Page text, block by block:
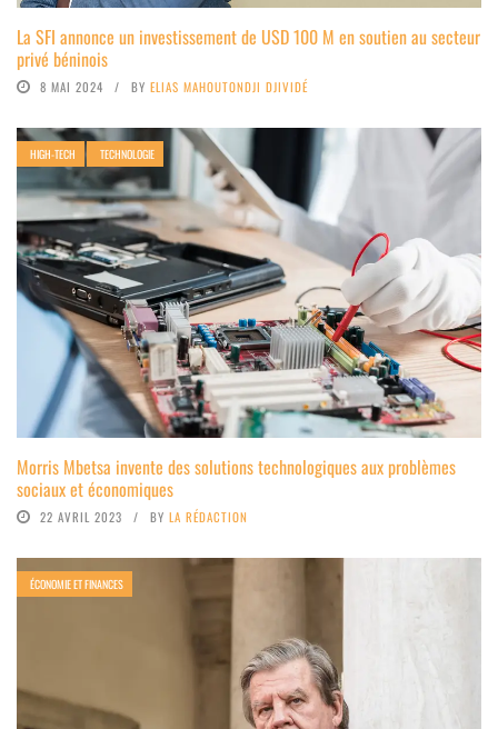
La SFI annonce un investissement de USD 100 M en soutien au secteur
privé béninois
8 MAI 2024 BY ELIAS MAHOUTONDJI DJIVIDÉ
HIGH-TECH TECHNOLOGIE
Morris Mbetsa invente des solutions technologiques aux problèmes
sociaux et économiques
22 AVRIL 2023 BY LA RÉDACTION
ÉCONOMIE ET FINANCES